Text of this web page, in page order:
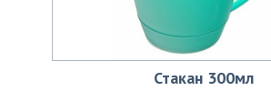
Стакан 300мл